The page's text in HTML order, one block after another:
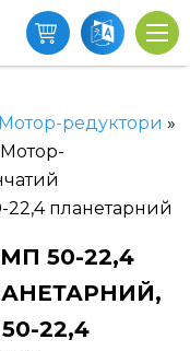
Мотор-редуктори »
Мотор-
планетарний
50-22,4
22,4